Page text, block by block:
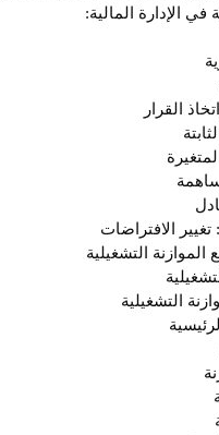
في الإدارة المالية:
القرار
الافتراضات
التشغيلية
التشغيلية